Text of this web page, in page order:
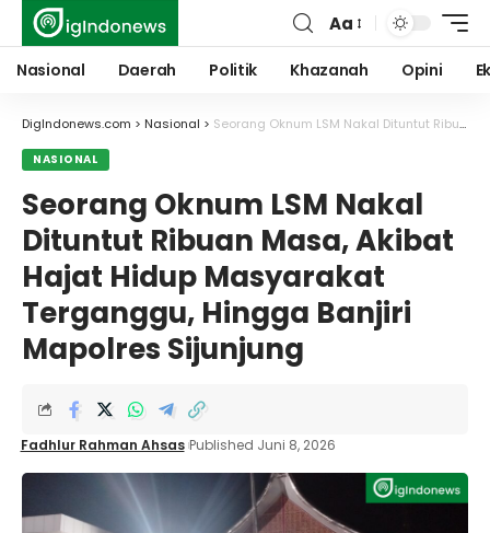
Font
Resizer
Aa
Nasional Daerah Politik Khazanah Opini
DigIndonews.com > Nasional > Seorang Oknum LSM Nakal Dituntut Ribuan Masa, Akibat Hajat Hidup Masyarakat Terganggu, Hingga Banjiri Mapolres Sijunjung
NASIONAL
Seorang Oknum LSM Nakal
Dituntut Ribuan Masa, Akibat
Hajat Hidup Masyarakat
Terganggu, Hingga Banjiri
Mapolres Sijunjung
Fadhlur Rahman Ahsas Published Juni 8, 2026